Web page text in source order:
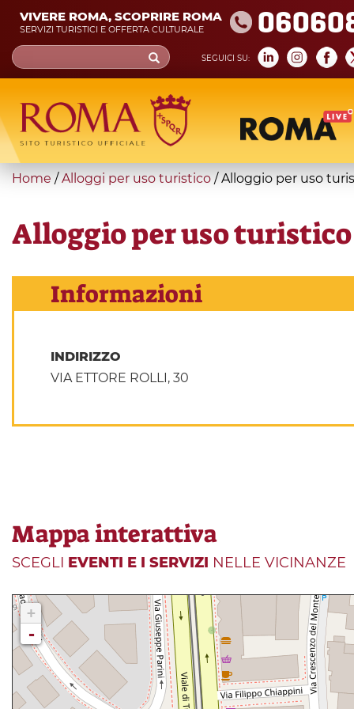
Skip
main
content
VIVERE ROMA, SCOPRIRE ROMA
SERVIZI TURISTICI E OFFERTA CULTURALE
SEGUICI SU:
Search
form
Cerca
You
here
Home / Alloggi per uso turistico /Alloggio per uso
Alloggio per uso turistico
Informazioni
INDIRIZZO
VIA ETTORE ROLLI, 30
Mappa interattiva
SCEGLI EVENTI E I SERVIZI NELLE VICINANZE
+
-